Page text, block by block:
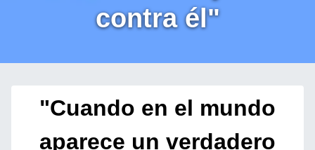
contra él"
"Cuando en el mundo
aparece un verdadero